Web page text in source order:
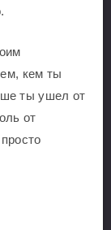
кем ты
ты ушел от
от